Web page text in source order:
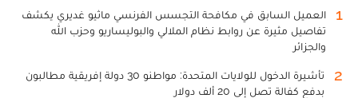
1
العميل السابق في مكافحة التجسس الفرنسي ماثيو غديري يكشف
تفاصيل مثيرة عن روابط نظام الملالي والبوليساريو وحزب الله
والجزائر
2
تأشيرة الدخول للولايات المتحدة: مواطنو 30 دولة إفريقية مطالبون
بدفع كفالة تصل إلى 20 ألف دولار